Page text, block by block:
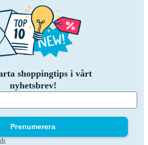
shoppingtips i vårt
nyhetsbrev!
Prenumerera